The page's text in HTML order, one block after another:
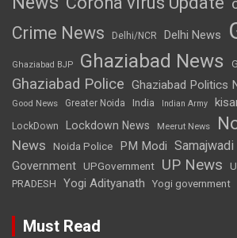
Crime News Delhi/NCR Delhi News
Ghaziabad BJP Ghaziabad News
Ghaziabad Police Ghaziabad Politics
Good News Greater Noida India Indian Army
LockDown Lockdown News Meerut News
News
Noida Police PM Modi
Government UPGovernment UP News
PRADESH
Yogi Adityanath Yogi government
Must Read